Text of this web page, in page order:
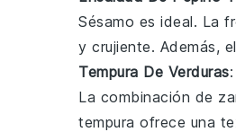
Sésamo es ideal. La
y crujiente. Además,
Tempura De Verduras
La combinación de
tempura ofrece una